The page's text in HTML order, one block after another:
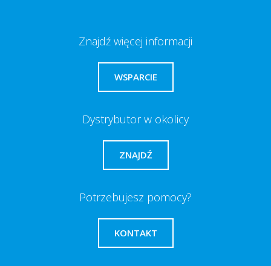
Znajdź więcej informacji
WSPARCIE
Dystrybutor w okolicy
ZNAJDŹ
Potrzebujesz pomocy?
KONTAKT